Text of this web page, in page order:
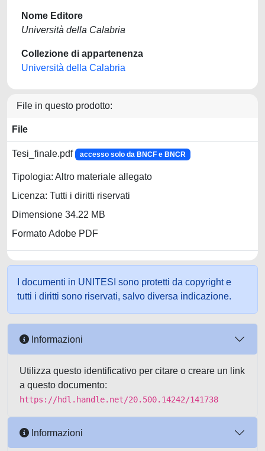
Nome Editore
Università della Calabria
Collezione di appartenenza
Università della Calabria
File in questo prodotto:
File
Tesi_finale.pdf accesso solo da BNCF e BNCR
Tipologia: Altro materiale allegato
Licenza: Tutti i diritti riservati
Dimensione 34.22 MB
Formato Adobe PDF
I documenti in UNITESI sono protetti da copyright e
tutti i diritti sono riservati, salvo diversa indicazione.
Informazioni
Utilizza questo identificativo per citare o creare un link
a questo documento:
https://hdl.handle.net/20.500.14242/141738
Informazioni